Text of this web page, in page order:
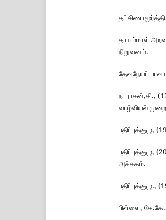
தாயம்மாள்
நிறுவனம்.
தேவநேயப்
நடராசன்,கி.,
வாழ்வியல்
அச்சகம்.
பிள்ளை,